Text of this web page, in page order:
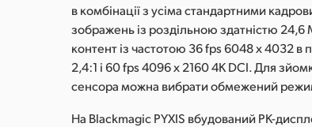
в комбінації з усіма стандартними
зображень із роздільною здатністю
контент із частотою 36 fps 6048 x 4032
2,4:1 і 60 fps 4096 x 2160 4K DCI. Для
сенсора можна вибрати обмежений
На Blackmagic PYXIS вбудований РК-